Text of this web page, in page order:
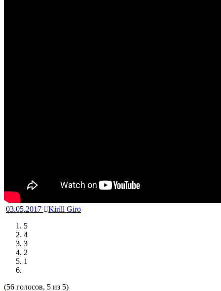
03.05.2017
Kirill Giro
5
4
3
2
1
(56 голосов, 5 из 5)